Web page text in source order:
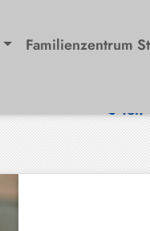
Familienzentrum